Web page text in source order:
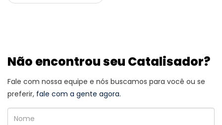
Não encontrou seu Catalisador?
Fale com nossa equipe e nós buscamos para você ou se
preferir, fale com a gente agora.